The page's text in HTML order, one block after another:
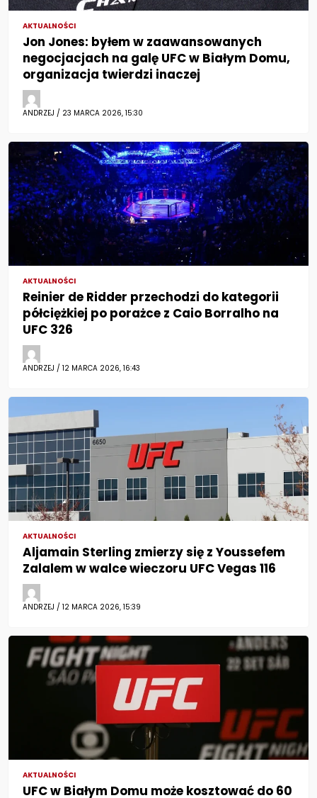
AKTUALNOŚCI
Jon Jones: byłem w zaawansowanych
negocjacjach na galę UFC w Białym Domu,
organizacja twierdzi inaczej
ANDRZEJ / 23 MARCA 2026, 15:30
AKTUALNOŚCI
Reinier de Ridder przechodzi do kategorii
półciężkiej po porażce z Caio Borralho na
UFC 326
ANDRZEJ / 12 MARCA 2026, 16:43
AKTUALNOŚCI
Aljamain Sterling zmierzy się z Youssefem
Zalalem w walce wieczoru UFC Vegas 116
ANDRZEJ / 12 MARCA 2026, 15:39
AKTUALNOŚCI
UFC w Białym Domu może kosztować do 60